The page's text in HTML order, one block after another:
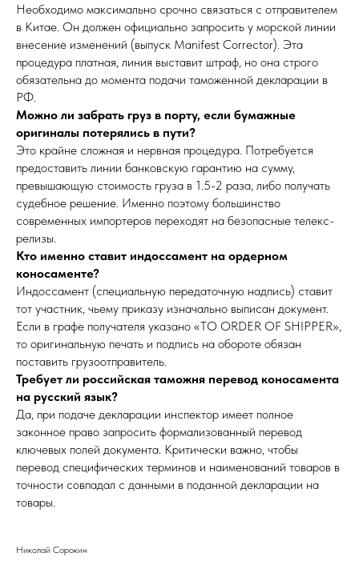
Необходимо максимально срочно связаться с отправителем
в Китае. Он должен официально запросить у морской линии
внесение изменений (выпуск Manifest Corrector). Эта
процедура платная, линия выставит штраф, но она строго
обязательна до момента подачи таможенной декларации в
РФ.
Можно ли забрать груз в порту, если бумажные
оригиналы потерялись в пути?
Это крайне сложная и нервная процедура. Потребуется
предоставить линии банковскую гарантию на сумму,
превышающую стоимость груза в 1.5-2 раза, либо получать
судебное решение. Именно поэтому большинство
современных импортеров переходят на безопасные телекс-
релизы.
Кто именно ставит индоссамент на ордерном
коносаменте?
Индоссамент (специальную передаточную надпись) ставит
тот участник, чьему приказу изначально выписан документ.
Если в графе получателя указано «TO ORDER OF SHIPPER»,
то оригинальную печать и подпись на обороте обязан
поставить грузоотправитель.
Требует ли российская таможня перевод коносамента
на русский язык?
Да, при подаче декларации инспектор имеет полное
законное право запросить формализованный перевод
ключевых полей документа. Критически важно, чтобы
перевод специфических терминов и наименований товаров в
точности совпадал с данными в поданной декларации на
товары.
Николай Сорокин